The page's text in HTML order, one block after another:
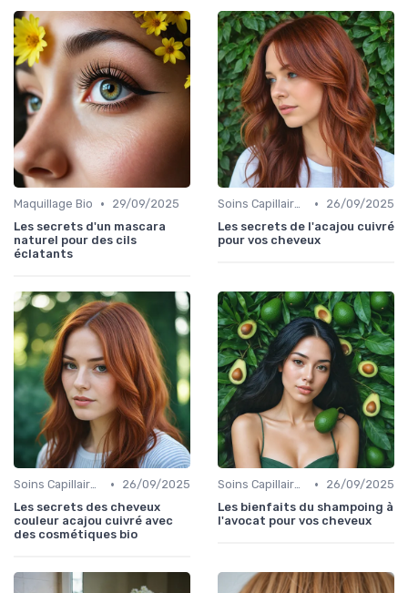
Maquillage Bio •
29/09/2025
Les secrets d'un mascara
naturel pour des cils
éclatants
Soins Capillaires Bio •
26/09/2025
Les secrets de l'acajou cuivré
pour vos cheveux
Soins Capillaires Bio •
26/09/2025
Les secrets des cheveux
couleur acajou cuivré avec
des cosmétiques bio
Soins Capillaires Bio •
26/09/2025
Les bienfaits du shampoing à
l'avocat pour vos cheveux